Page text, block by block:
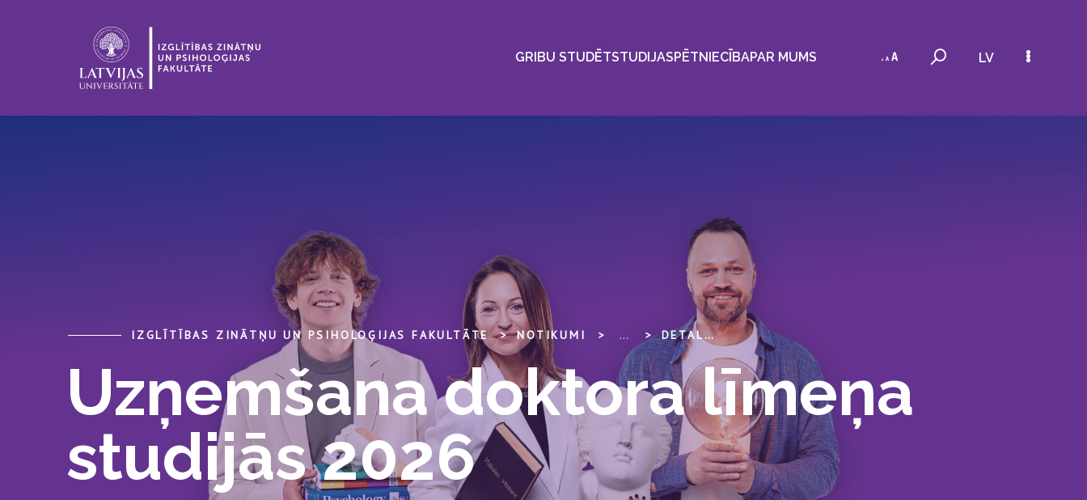
GRIBU STUDĒTSTUDIJASPĒTNIECĪBAPAR MUMS LV
IZGLĪTĪBAS ZINĀTŅU UN PSIHOLOĢIJAS FAKULTĀTE NOTIKUMI ... DETALIZĒTAIS SKATS
Uzņemšana doktora līmeņa
studijās 2026